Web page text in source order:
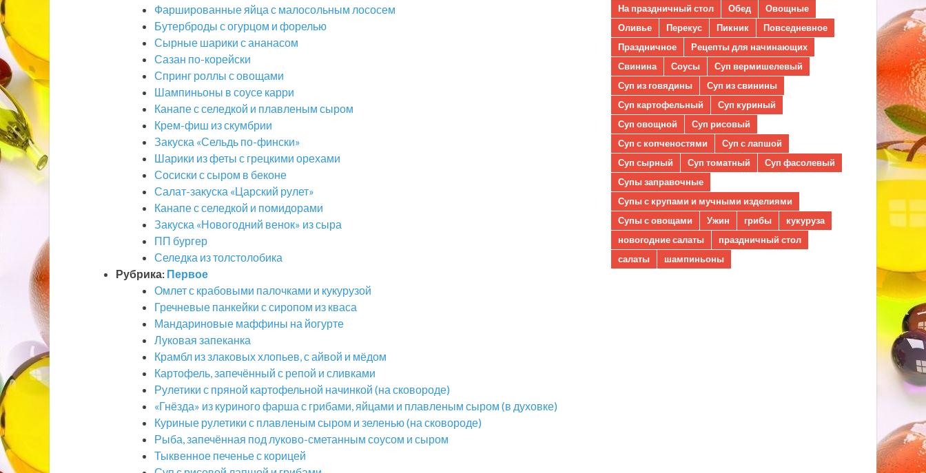
Фаршированные яйца с малосольным лососем
Бутерброды с огурцом и форелью
Сырные шарики с ананасом
Сазан по-корейски
Спринг роллы с овощами
Шампиньоны в соусе карри
Канапе с селедкой и плавленым сыром
Крем-фиш из скумбрии
Закуска «Сельдь по-фински»
Шарики из феты с грецкими орехами
Сосиски с сыром в беконе
Салат-закуска «Царский рулет»
Канапе с селедкой и помидорами
Закуска «Новогодний венок» из сыра
ПП бургер
Селедка из толстолобика
Рубрика: Первое
Омлет с крабовыми палочками и кукурузой
Гречневые панкейки с сиропом из кваса
Мандариновые маффины на йогурте
Луковая запеканка
Крамбл из злаковых хлопьев, с айвой и мёдом
Картофель, запечённый с репой и сливками
Рулетики с пряной картофельной начинкой (на сковороде)
«Гнёзда» из куриного фарша с грибами, яйцами и плавленым сыром (в духовке)
Куриные рулетики с плавленым сыром и зеленью (на сковороде)
Рыба, запечённая под луково-сметанным соусом и сыром
Тыквенное печенье с корицей
На праздничный стол
Обед
Овощные
Оливье
Перекус Пикник
Повседневное
Праздничное
Рецепты для начинающих
Свинина
Соусы
Суп вермишелевый
Суп из говядины
Суп из свинины
Суп картофельный
Суп куриный
Суп овощной
Суп рисовый
Суп с копченостями
Суп с лапшой
Суп сырный
Суп томатный
Суп фасолевый
Супы заправочные
Супы с крупами и мучными изделиями
Супы с овощами
Ужин грибы
кукуруза
новогодние салаты
праздничный стол
салаты
шампиньоны